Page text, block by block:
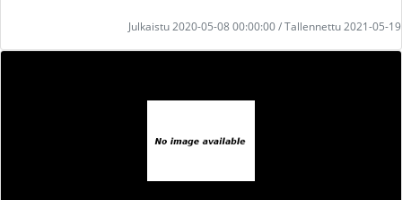
Julkaistu 2020-05-08 00:00:00 / Tallennettu 2021-05-19